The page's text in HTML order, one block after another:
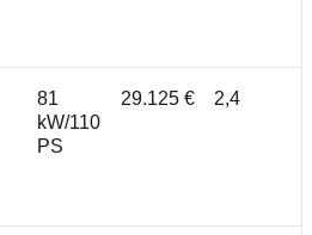
81
kW/110
PS
29.125 € 2,4